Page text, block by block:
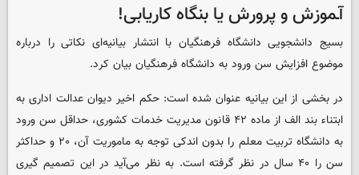
آـموزش و پرورش یا بنگاه کاریابی!
بسیج دانشجویی دانشگاه فرهنگیان با انتشار بیانیه‌ای نکاتی را درباره
موضوع افزایش سن ورود به دانشگاه فرهنگیان بیان کرد.
در بخشی از این بیانیه عنوان شده است: حکم اخیر دیوان عدالت اداری به
ابتناء بند الف از ماده ۴۲ قانون مدیریت خدمات کشوری، حداقل سن ورود
به دانشگاه تربیت معلم را بدون اندکی توجه به ماموریت آن، ۲۰ و حداکثر
سن را ۴۰ سال در نظر گرفته است. به نظر می‌آید در این تصمیم گیری